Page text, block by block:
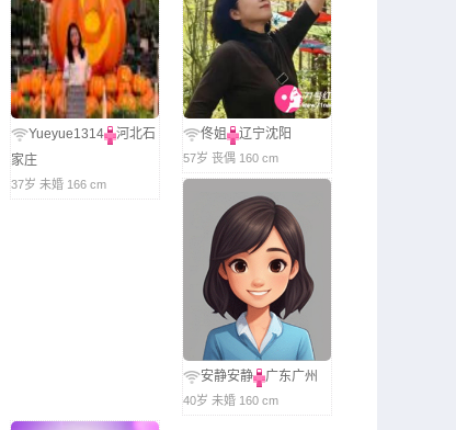
Yueyue1314
河北石
家庄
37岁 未婚 166 cm
佟姐 辽宁沈阳
57岁 丧偶 160 cm
安静安静 广东广州
40岁 未婚 160 cm